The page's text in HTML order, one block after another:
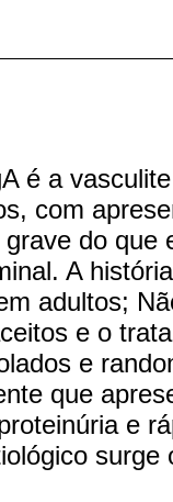
é a
com
do que
A
adultos;
e o
e
que
e